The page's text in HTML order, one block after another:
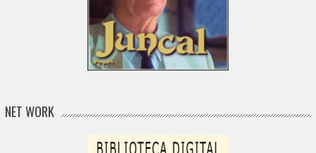
NET WORK